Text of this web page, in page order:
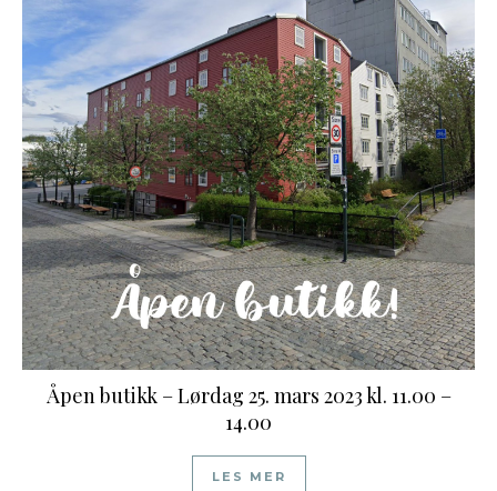
Åpen butikk – Lørdag 25. mars 2023 kl. 11.00 –
14.00
LES MER